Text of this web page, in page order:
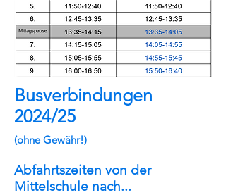
Busverbindungen
2024/25
(ohne Gewähr!)
Abfahrtszeiten von der
Mittelschule nach...